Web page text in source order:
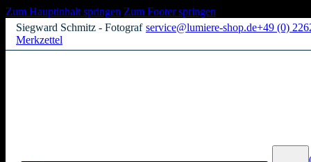
Zum Hauptinhalt springen Zum Footer springen
Siegward Schmitz - Fotograf service@lumiere-shop.de+49 (0)
Merkzettel